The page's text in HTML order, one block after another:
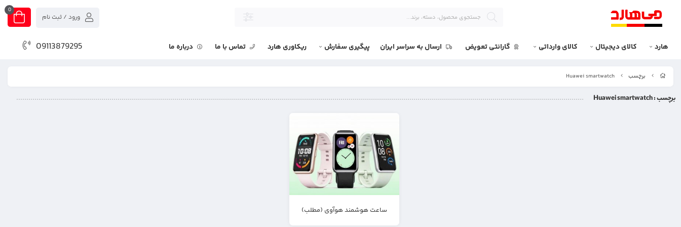
0
ورود / ثبت نام
هارد کالای دیجیتال کالای وارداتی گارانتی تعویض ارسال به سراسر ایران پیگیری سفارش ریکاوری هارد تماس با ما درباره ما 09113879295
برچسب Huawei smartwatch
برچسب: Huawei smartwatch
ساعت هوشمند هوآوی (مطلب)